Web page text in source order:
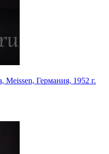
Германия, 1952 г.